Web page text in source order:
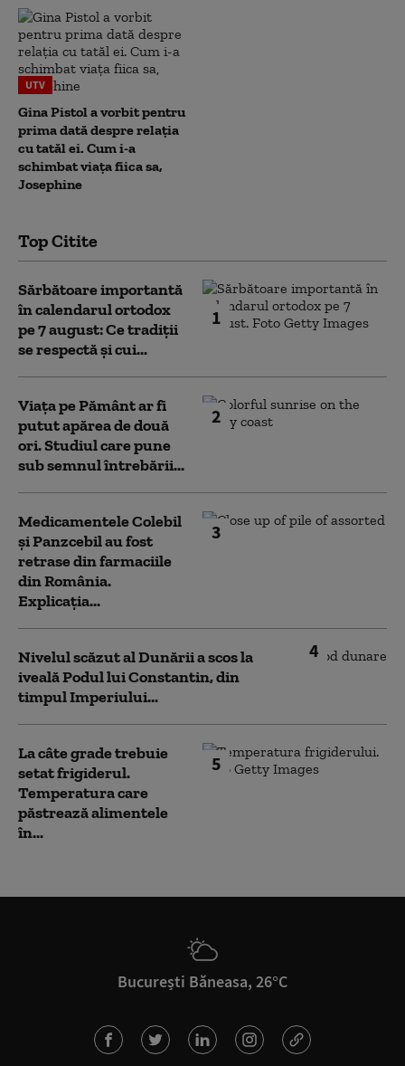
UTV
Gina Pistol a vorbit pentru
prima dată despre relația
cu tatăl ei. Cum i-a
schimbat viața fiica sa,
Josephine
Top Citite
1
Sărbătoare importantă
în calendarul ortodox
pe 7 august: Ce tradiții
se respectă și cui...
2
Viața pe Pământ ar fi
putut apărea de două
ori. Studiul care pune
sub semnul întrebării...
3
Medicamentele Colebil
și Panzcebil au fost
retrase din farmaciile
din România.
Explicația...
4
Nivelul scăzut al Dunării a scos la
iveală Podul lui Constantin, din
timpul Imperiului...
5
La câte grade trebuie
setat frigiderul.
Temperatura care
păstrează alimentele
în...
București Băneasa, 26°C